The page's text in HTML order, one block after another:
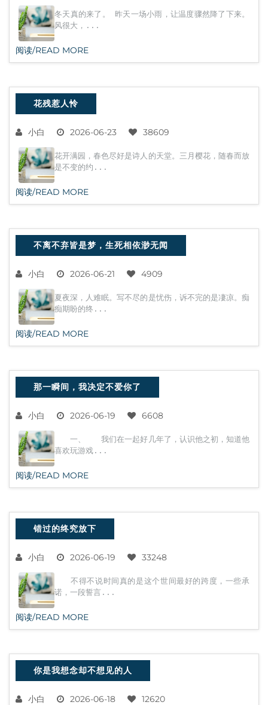
冬天真的来了。 昨天一场小雨，让温度骤然降了下来。
风很大，...
阅读/READ MORE
花残惹人怜
小白 2026-06-23 38609
花开满园，春色尽好是诗人的天堂。三月樱花，随春而放
是不变的约...
阅读/READ MORE
不离不弃皆是梦，生死相依渺无闻
小白 2026-06-21 4909
夏夜深，人难眠。写不尽的是忧伤，诉不完的是凄凉。痴
痴期盼的终...
阅读/READ MORE
那一瞬间，我决定不爱你了
小白 2026-06-19 6608
一、 我们在一起好几年了，认识他之初，知道他
喜欢玩游戏...
阅读/READ MORE
错过的终究放下
小白 2026-06-19 33248
不得不说时间真的是这个世间最好的跨度，一些承
诺，一段誓言...
阅读/READ MORE
你是我想念却不想见的人
小白 2026-06-18 12620